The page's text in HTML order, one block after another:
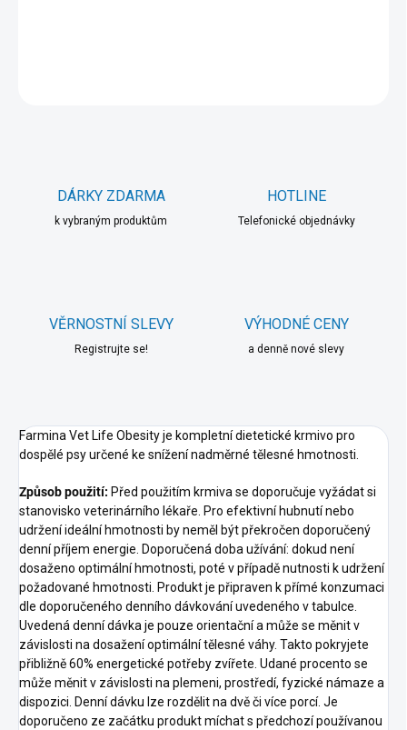
DÁRKY ZDARMA
k vybraným produktům
HOTLINE
Telefonické objednávky
VĚRNOSTNÍ SLEVY
Registrujte se!
VÝHODNÉ CENY
a denně nové slevy
Farmina Vet Life Obesity je kompletní dietetické krmivo pro
dospělé psy určené ke snížení nadměrné tělesné hmotnosti.
Způsob použití: Před použitím krmiva se doporučuje vyžádat si
stanovisko veterinárního lékaře. Pro efektivní hubnutí nebo
udržení ideální hmotnosti by neměl být překročen doporučený
denní příjem energie. Doporučená doba užívání: dokud není
dosaženo optimální hmotnosti, poté v případě nutnosti k udržení
požadované hmotnosti. Produkt je připraven k přímé konzumaci
dle doporučeného denního dávkování uvedeného v tabulce.
Uvedená denní dávka je pouze orientační a může se měnit v
závislosti na dosažení optimální tělesné váhy. Takto pokryjete
přibližně 60% energetické potřeby zvířete. Udané procento se
může měnit v závislosti na plemeni, prostředí, fyzické námaze a
dispozici. Denní dávku lze rozdělit na dvě či více porcí. Je
doporučeno ze začátku produkt míchat s předchozí používanou